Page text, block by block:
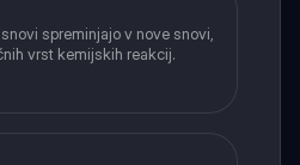
spreminjajo v nove snovi,
vrst kemijskih reakcij.